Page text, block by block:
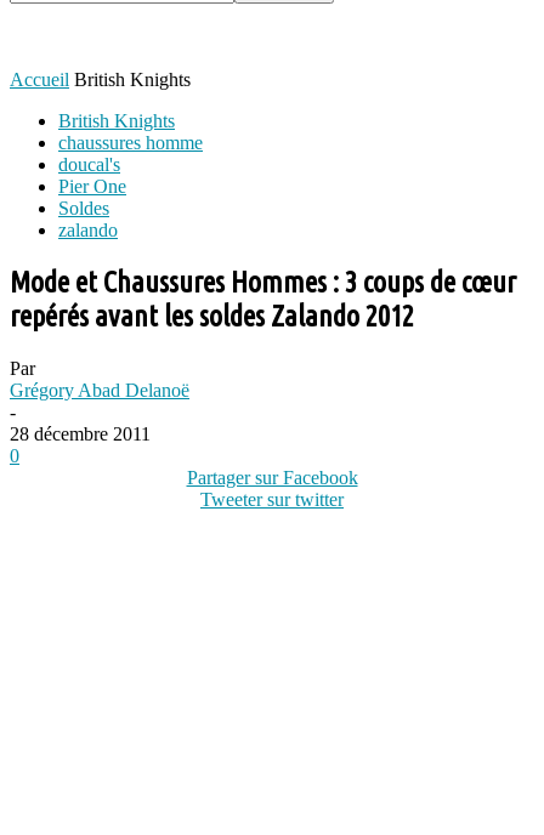
Accueil British Knights
British Knights
chaussures homme
doucal's
Pier One
Soldes
zalando
Mode et Chaussures Hommes : 3 coups de cœur
repérés avant les soldes Zalando 2012
Par
Grégory Abad Delanoë
-
28 décembre 2011
0
Partager sur Facebook
Tweeter sur twitter